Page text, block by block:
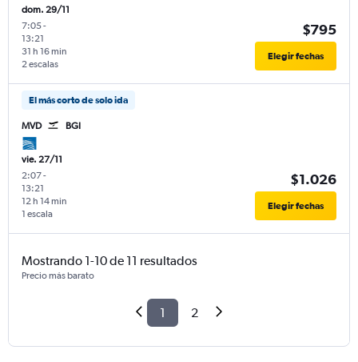
dom. 29/11
7:05-
13:21
2 escalas
31 h 16 min
$795
Elegir fechas
El más corto de solo ida
MVD BGI
vie. 27/11
2:07-
13:21
1 escala
12 h 14 min
$1.026
Elegir fechas
Mostrando 1-10 de 11 resultados
Precio más barato
1 2